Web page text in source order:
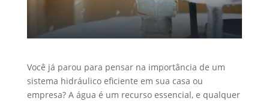
Você já parou para pensar na importância de um
sistema hidráulico eficiente em sua casa ou
empresa? A água é um recurso essencial, e qualquer